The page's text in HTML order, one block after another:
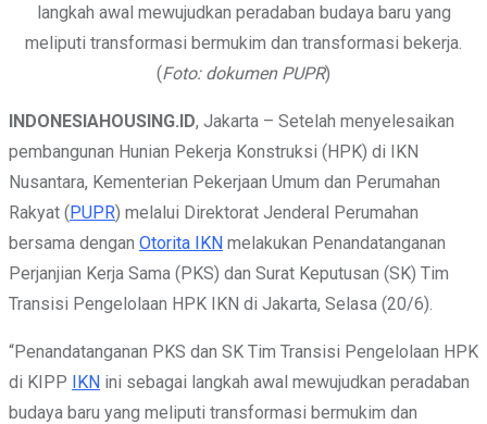
langkah awal mewujudkan peradaban budaya baru yang
meliputi transformasi bermukim dan transformasi bekerja.
(Foto: dokumen PUPR)
INDONESIAHOUSING.ID, Jakarta – Setelah menyelesaikan
pembangunan Hunian Pekerja Konstruksi (HPK) di IKN
Nusantara, Kementerian Pekerjaan Umum dan Perumahan
Rakyat (PUPR) melalui Direktorat Jenderal Perumahan
bersama dengan Otorita IKN melakukan Penandatanganan
Perjanjian Kerja Sama (PKS) dan Surat Keputusan (SK) Tim
Transisi Pengelolaan HPK IKN di Jakarta, Selasa (20/6).
“Penandatanganan PKS dan SK Tim Transisi Pengelolaan HPK
di KIPP IKN ini sebagai langkah awal mewujudkan peradaban
budaya baru yang meliputi transformasi bermukim dan